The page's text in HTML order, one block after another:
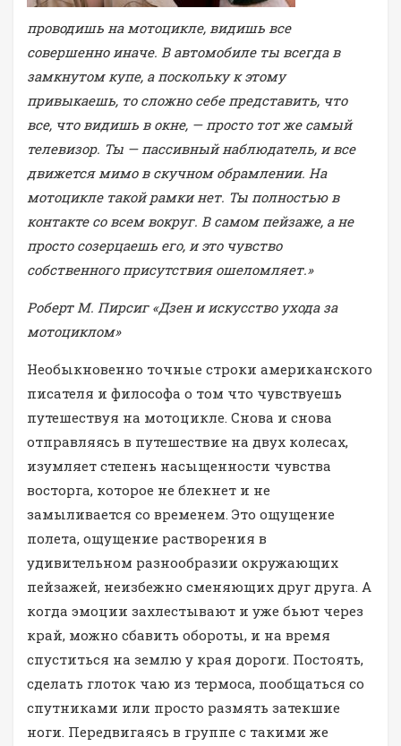
проводишь на мотоцикле, видишь все
совершенно иначе. В автомобиле ты всегда в
замкнутом купе, а поскольку к этому
привыкаешь, то сложно себе представить, что
все, что видишь в окне, — просто тот же самый
телевизор. Ты — пассивный наблюдатель, и все
движется мимо в скучном обрамлении. На
мотоцикле такой рамки нет. Ты полностью в
контакте со всем вокруг. В самом пейзаже, а не
просто созерцаешь его, и это чувство
собственного присутствия ошеломляет.»
Роберт М. Пирсиг «Дзен и искусство ухода за
мотоциклом»
Необыкновенно точные строки американского
писателя и философа о том что чувствуешь
путешествуя на мотоцикле. Снова и снова
отправляясь в путешествие на двух колесах,
изумляет степень насыщенности чувства
восторга, которое не блекнет и не
замыливается со временем. Это ощущение
полета, ощущение растворения в
удивительном разнообразии окружающих
пейзажей, неизбежно сменяющих друг друга. А
когда эмоции захлестывают и уже бьют через
край, можно сбавить обороты, и на время
спуститься на землю у края дороги. Постоять,
сделать глоток чаю из термоса, пообщаться со
спутниками или просто размять затекшие
ноги. Передвигаясь в группе с такими же